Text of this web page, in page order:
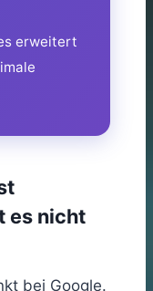
erweitert
es nicht
bei Google.